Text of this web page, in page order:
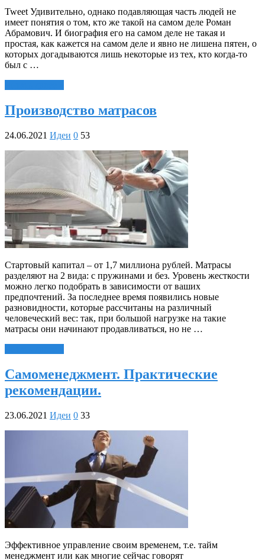
Tweet Удивительно, однако подавляющая часть людей не
имеет понятия о том, кто же такой на самом деле Роман
Абрамович. И биография его на самом деле не такая и
простая, как кажется на самом деле и явно не лишена пятен, о
которых догадываются лишь некоторые из тех, кто когда-то
был с …
Производство матрасов
24.06.2021 Идеи 0 53
Стартовый капитал – от 1,7 миллиона рублей. Матрасы
разделяют на 2 вида: с пружинами и без. Уровень жесткости
можно легко подобрать в зависимости от ваших
предпочтений. За последнее время появились новые
разновидности, которые рассчитаны на различный
человеческий вес: так, при большой нагрузке на такие
матрасы они начинают продавливаться, но не …
Самоменеджмент. Практические
рекомендации.
23.06.2021 Идеи 0 33
Эффективное управление своим временем, т.е. тайм
менеджмент или как многие сейчас говорят